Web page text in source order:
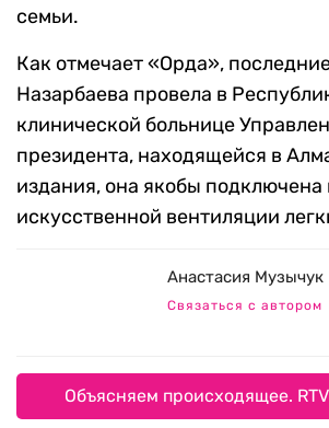
семьи.
Как отмечает «Орда»,
Назарбаева провела в
клинической больнице
президента, находящейся в
издания, она якобы подключена
искусственной вентиляции
Анастасия Музычук
Связаться с автором
Объясняем происходящее.